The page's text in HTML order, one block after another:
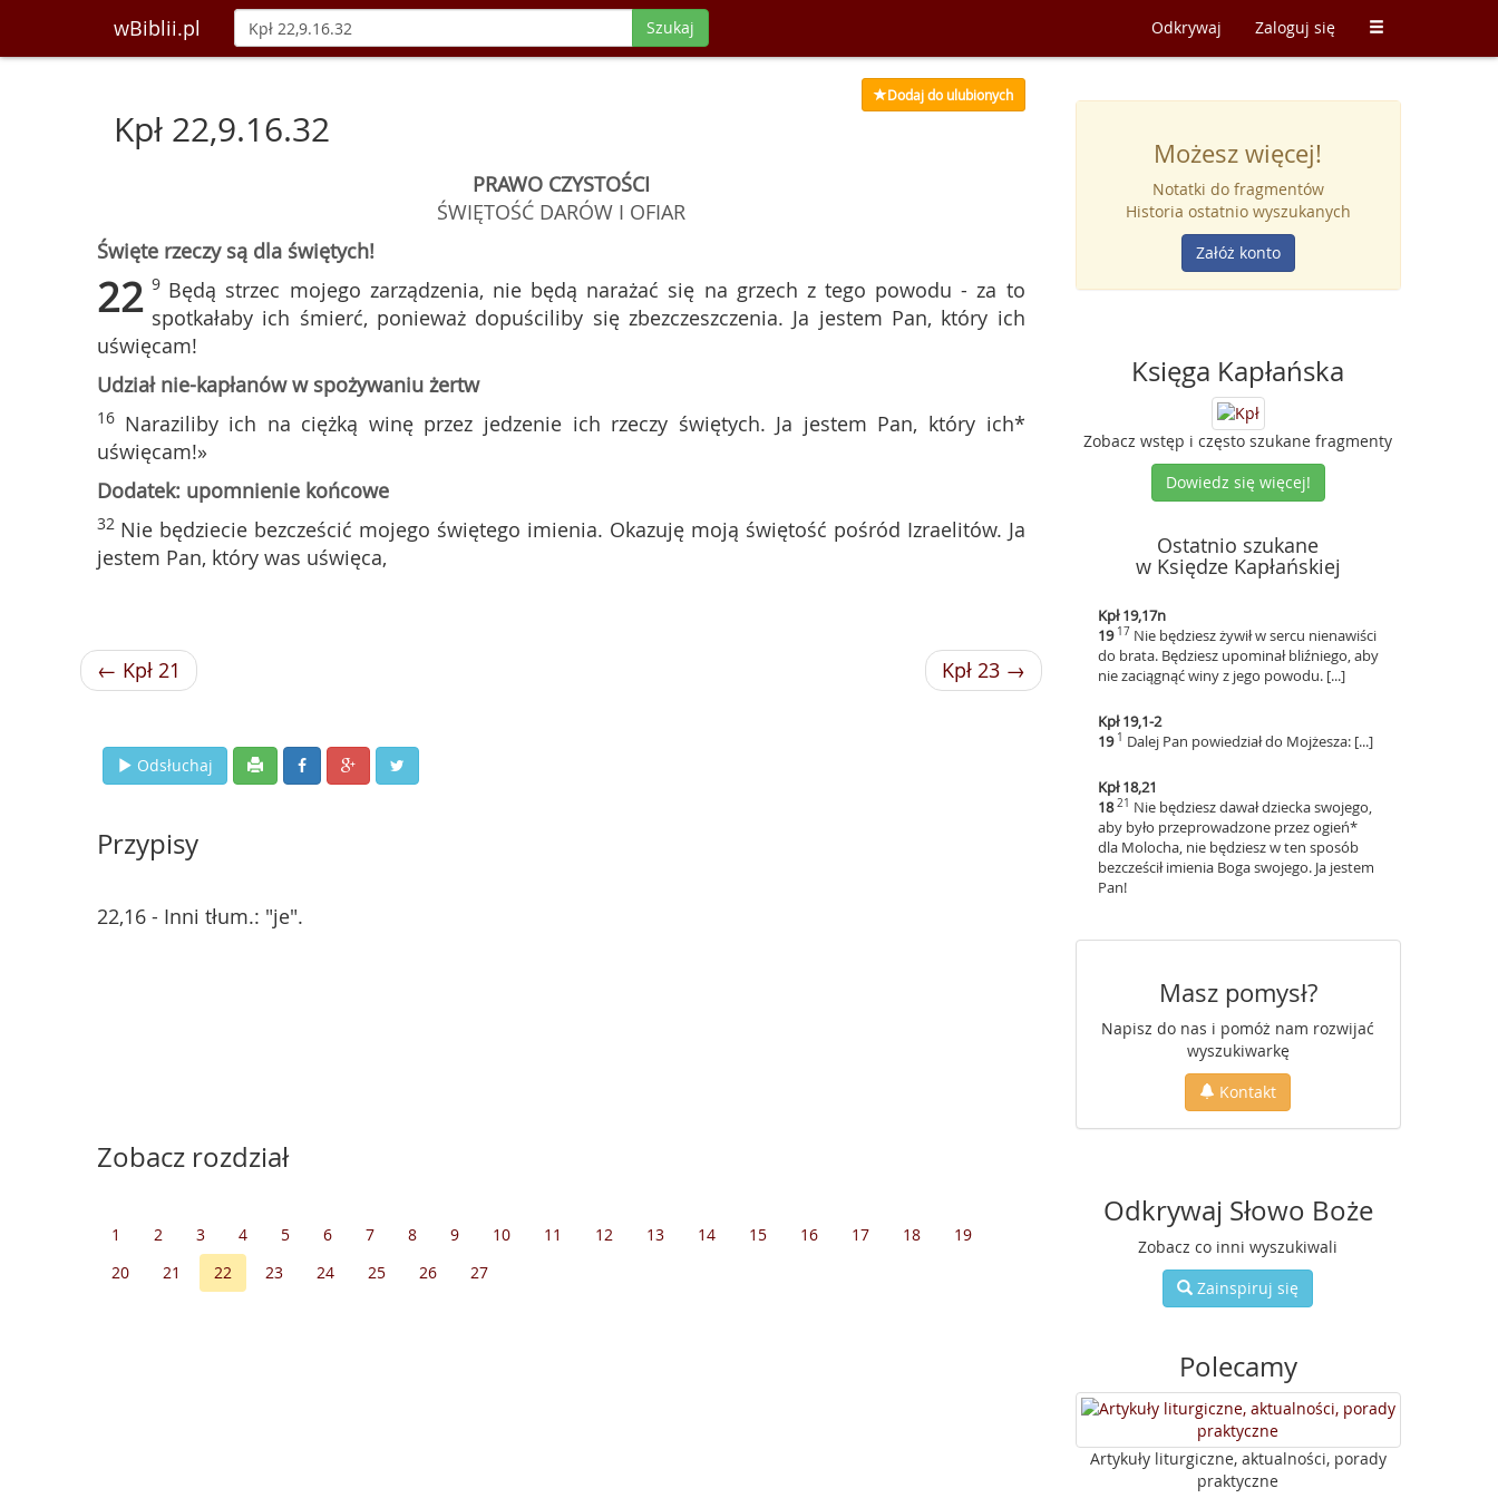
wBiblii.pl Szukaj Odkrywaj Zaloguj się
Dodaj do ulubionych
Kpł 22,9.16.32
PRAWO CZYSTOŚCI
ŚWIĘTOŚĆ DARÓW I OFIAR
Święte rzeczy są dla świętych!
22 9 Będą strzec mojego zarządzenia, nie będą narażać się na grzech z tego powodu - za to
spotkałaby ich śmierć, ponieważ dopuściliby się zbezczeszczenia. Ja jestem Pan, który ich
uświęcam!
Udział nie-kapłanów w spożywaniu żertw
16 Naraziliby ich na ciężką winę przez jedzenie ich rzeczy świętych. Ja jestem Pan, który ich*
uświęcam!»
Dodatek: upomnienie końcowe
32 Nie będziecie bezcześcić mojego świętego imienia. Okazuję moją świętość pośród Izraelitów. Ja
jestem Pan, który was uświęca,
← Kpł 21 Kpł 23 →
Odsłuchaj
Przypisy
22,16 - Inni tłum.: "je".
Zobacz rozdział
1 2 3 4 5 6 7 8 9 10 11 12 13 14 15 16 17 18
19
20
21 22 23 24 25 26 27
Możesz więcej!
Notatki do fragmentów
Historia ostatnio wyszukanych
Załóż konto
Księga Kapłańska
Zobacz wstęp i często szukane fragmenty
Dowiedz się więcej!
Ostatnio szukane
w Księdze Kapłańskiej
Kpł 19,17n
1917 Nie będziesz żywił w sercu nienawiści
do brata. Będziesz upominał bliźniego, aby
nie zaciągnąć winy z jego powodu. [...]
Kpł 19,1-2
191 Dalej Pan powiedział do Mojżesza: [...]
Kpł 18,21
1821 Nie będziesz dawał dziecka swojego,
aby było przeprowadzone przez ogień*
dla Molocha, nie będziesz w ten sposób
bezcześcił imienia Boga swojego. Ja jestem
Pan!
Masz pomysł?
Napisz do nas i pomóż nam rozwijać
wyszukiwarkę
Kontakt
Odkrywaj Słowo Boże
Zobacz co inni wyszukiwali
Zainspiruj się
Polecamy
Artykuły liturgiczne, aktualności, porady
praktyczne